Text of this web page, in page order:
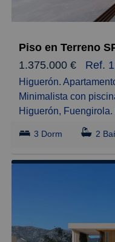
1.375.000 €
Ref.
Higuerón. Apartamento en planta baja Moderna y
Minimalista con
Higuerón,
excelente ubicación,
playa, en un entorno
como filosofía la
unas excelentes
mar. Se encuentra
3 Dorm 2